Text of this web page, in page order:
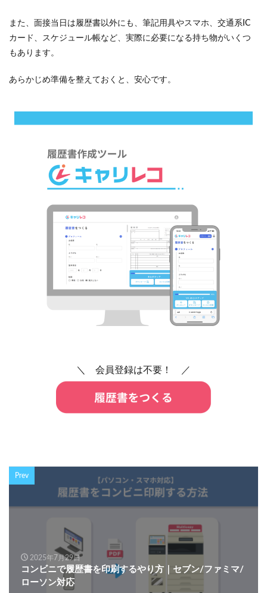
また、面接当日は履歴書以外にも、筆記用具やスマホ、交通系IC
カード、スケジュール帳など、実際に必要になる持ち物がいくつ
もあります。
あらかじめ準備を整えておくと、安心です。
＼ 会員登録は不要！ ／
Prev
2025年7月29日
コンビニで履歴書を印刷するやり方｜セブン/ファミマ/
ローソン対応